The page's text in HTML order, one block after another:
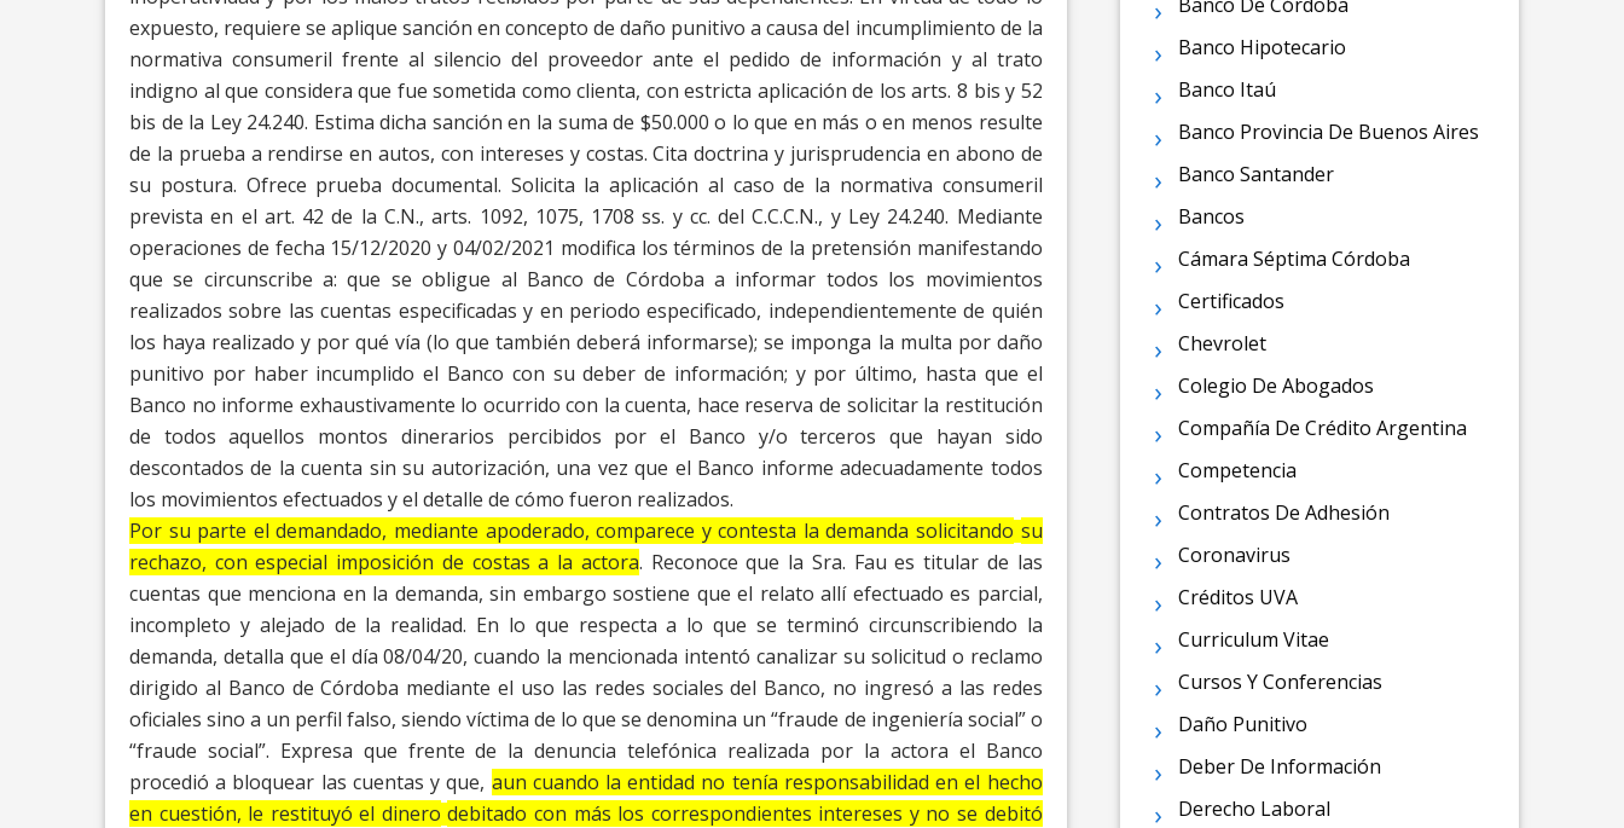
expuesto, requiere se aplique sanción en concepto de daño punitivo a causa del incumplimiento de la
normativa consumeril frente al silencio del proveedor ante el pedido de información y al trato
indigno al que considera que fue sometida como clienta, con estricta aplicación de los arts. 8 bis y 52
bis de la Ley 24.240. Estima dicha sanción en la suma de $50.000 o lo que en más o en menos resulte
de la prueba a rendirse en autos, con intereses y costas. Cita doctrina y jurisprudencia en abono de
su postura. Ofrece prueba documental. Solicita la aplicación al caso de la normativa consumeril
prevista en el art. 42 de la C.N., arts. 1092, 1075, 1708 ss. y cc. del C.C.C.N., y Ley 24.240. Mediante
operaciones de fecha 15/12/2020 y 04/02/2021 modifica los términos de la pretensión manifestando
que se circunscribe a: que se obligue al Banco de Córdoba a informar todos los movimientos
realizados sobre las cuentas especificadas y en periodo especificado, independientemente de quién
los haya realizado y por qué vía (lo que también deberá informarse); se imponga la multa por daño
punitivo por haber incumplido el Banco con su deber de información; y por último, hasta que el
Banco no informe exhaustivamente lo ocurrido con la cuenta, hace reserva de solicitar la restitución
de todos aquellos montos dinerarios percibidos por el Banco y/o terceros que hayan sido
descontados de la cuenta sin su autorización, una vez que el Banco informe adecuadamente todos
los movimientos efectuados y el detalle de cómo fueron realizados.
Por su parte el demandado, mediante apoderado, comparece y contesta la demanda solicitando su
rechazo, con especial imposición de costas a la actora. Reconoce que la Sra. Fau es titular de las
cuentas que menciona en la demanda, sin embargo sostiene que el relato allí efectuado es parcial,
incompleto y alejado de la realidad. En lo que respecta a lo que se terminó circunscribiendo la
demanda, detalla que el día 08/04/20, cuando la mencionada intentó canalizar su solicitud o reclamo
dirigido al Banco de Córdoba mediante el uso las redes sociales del Banco, no ingresó a las redes
oficiales sino a un perfil falso, siendo víctima de lo que se denomina un “fraude de ingeniería social” o
“fraude social”. Expresa que frente de la denuncia telefónica realizada por la actora el Banco
procedió a bloquear las cuentas y que, aun cuando la entidad no tenía responsabilidad en el hecho
en cuestión, le restituyó el dinero debitado con más los correspondientes intereses y no se debitó
Banco Hipotecario
Banco Itaú
Banco Provincia De Buenos Aires
Banco Santander
Bancos
Cámara Séptima Córdoba
Certificados
Chevrolet
Colegio De Abogados
Compañía De Crédito Argentina
Competencia
Contratos De Adhesión
Coronavirus
Créditos UVA
Curriculum Vitae
Cursos Y Conferencias
Daño Punitivo
Deber De Información
Derecho Laboral